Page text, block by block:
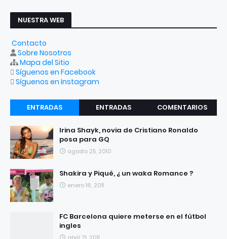
NUESTRA WEB
Contacto
Sobre Nosotros
Mapa del Sitio
Síguenos en Facebook
Síguenos en Instagram
ENTRADAS
RECIENTES
ENTRADAS
COMENTARIOS
Irina Shayk, novia de Cristiano Ronaldo
posa para GQ
agosto 25, 2010
Shakira y Piqué, ¿ un waka Romance ?
enero 16, 2011
FC Barcelona quiere meterse en el fútbol
ingles